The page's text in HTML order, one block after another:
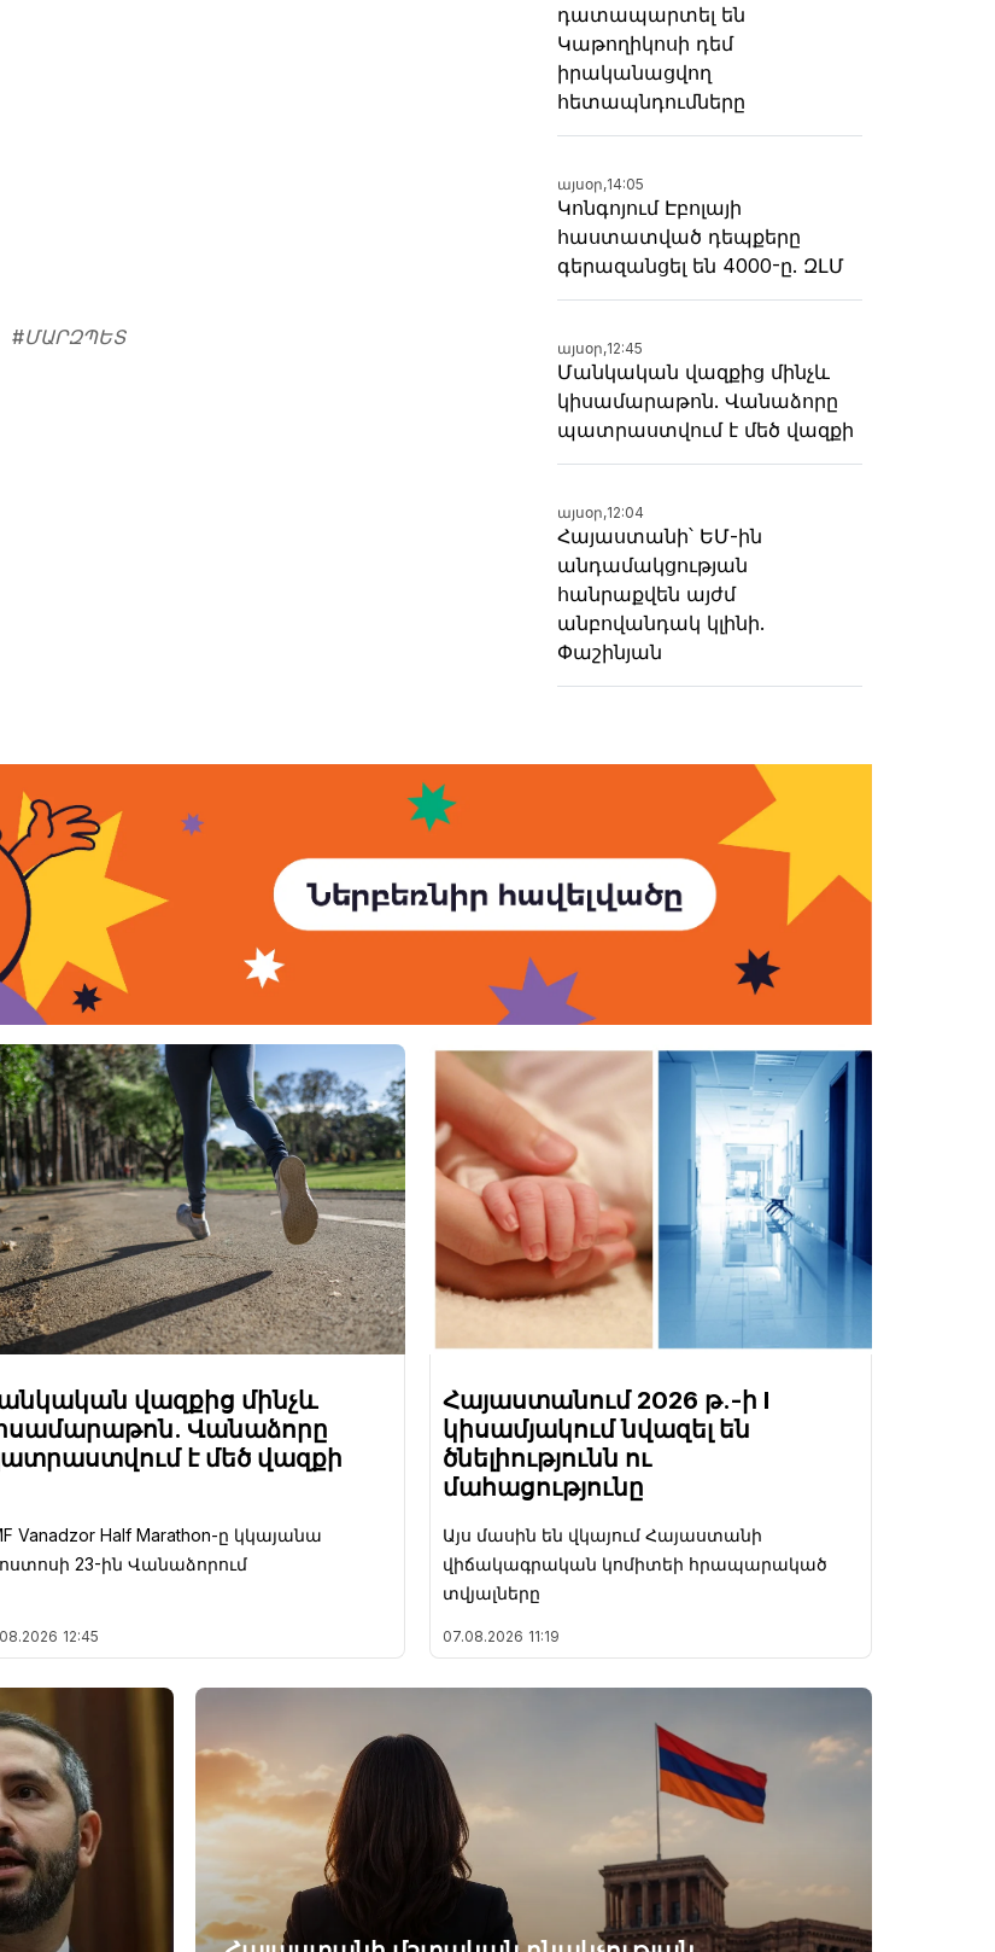
#ՄԱՐԶՊԵՏ
դատապարտել են
Կաթողիկոսի դեմ
իրականացվող
հետապնդումները
այսօր,14:05
Կոնգոյում Էբոլայի
հաստատված դեպքերը
գերազանցել են 4000-ը. ԶԼՄ
այսօր,12:45
Մանկական վազքից մինչև
կիսամարաթոն. Վանաձորը
պատրաստվում է մեծ վազքի
այսօր,12:04
Հայաստանի՝ ԵՄ-ին
անդամակցության
հանրաքվեն այժմ
անբովանդակ կլինի.
Փաշինյան
վազքից մինչև
Վանաձորը
է մեծ վազքի
Vanadzor Half Marathon-ը կկայանա
23-ին Վանաձորում
12:45
Հայաստանում 2026 թ.-ի I
կիսամյակում նվազել են
ծնելիությունն ու
մահացությունը
Այս մասին են վկայում Հայաստանի
վիճակագրական կոմիտեի հրապարակած
տվյալները
07.08.2026 11:19